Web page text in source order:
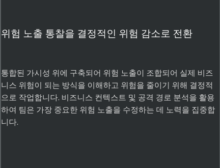
위험 노출 통찰을 결정적인 위험 감소로 전환
통합된 가시성 위에 구축되어 위험 노출이 조합되어 실제 비즈
니스 위험이 되는 방식을 이해하고 위험을 줄이기 위해 결정적
으로 작업합니다. 비즈니스 컨텍스트 및 공격 경로 분석을 활용
하여 팀은 가장 중요한 위험 노출을 수정하는 데 노력을 집중합
니다.